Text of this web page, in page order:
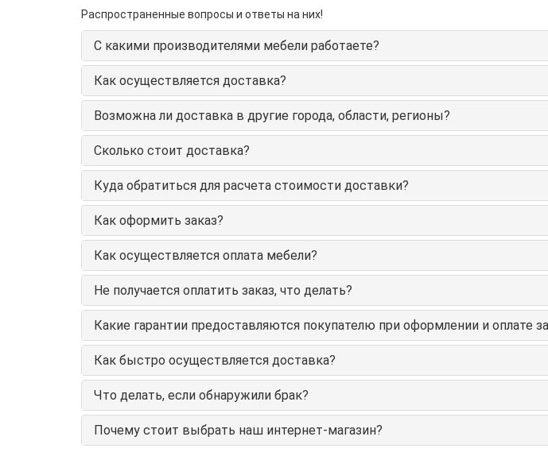
Распространенные вопросы и ответы на них!
С какими производителями мебели работаете?
Как осуществляется доставка?
Возможна ли доставка в другие города, области, регионы?
Сколько стоит доставка?
Куда обратиться для расчета стоимости доставки?
Как оформить заказ?
Как осуществляется оплата мебели?
Не получается оплатить заказ, что делать?
Какие гарантии предоставляются покупателю при оформлении и оплате
Как быстро осуществляется доставка?
Что делать, если обнаружили брак?
Почему стоит выбрать наш интернет-магазин?